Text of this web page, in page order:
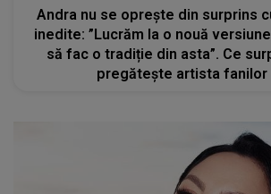
Andra nu se oprește din surprins
inedite: ”Lucrăm la o nouă
să fac o tradiție din asta”. Ce
pregătește artista fanilor